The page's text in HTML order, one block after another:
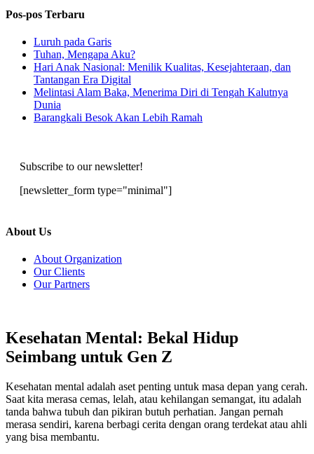
Pos-pos Terbaru
Luruh pada Garis
Tuhan, Mengapa Aku?
Hari Anak Nasional: Menilik Kualitas, Kesejahteraan, dan
Tantangan Era Digital
Melintasi Alam Baka, Menerima Diri di Tengah Kalutnya
Dunia
Barangkali Besok Akan Lebih Ramah
Subscribe to our newsletter!
[newsletter_form type="minimal"]
About Us
About Organization
Our Clients
Our Partners
Kesehatan Mental: Bekal Hidup
Seimbang untuk Gen Z
Kesehatan mental adalah aset penting untuk masa depan yang cerah.
Saat kita merasa cemas, lelah, atau kehilangan semangat, itu adalah
tanda bahwa tubuh dan pikiran butuh perhatian. Jangan pernah
merasa sendiri, karena berbagi cerita dengan orang terdekat atau ahli
yang bisa membantu.